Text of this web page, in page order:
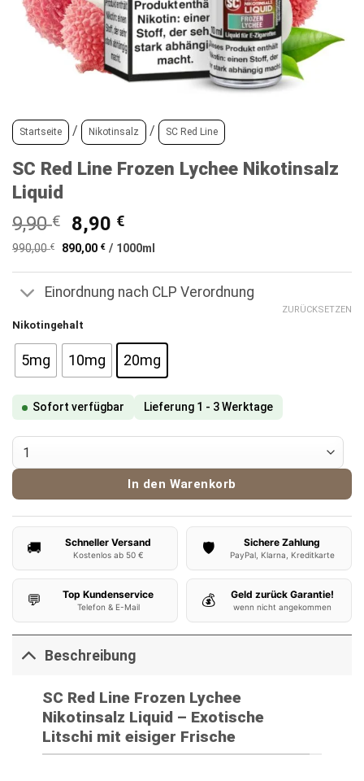
Startseite / Nikotinsalz / SC Red Line
SC Red Line Frozen Lychee Nikotinsalz
Liquid
9,90€
Ursprünglicher
Preis
war:
9,90 €
8,90 €Aktueller
Preis
8,90 €.
990,00€ 890,00€ / 1000ml
Einordnung nach CLP Verordnung
Nikotingehalt
5mg 10mg 20mg
ZURÜCKSETZEN
Sofort verfügbar Lieferung 1 - 3 Werktage
SC Red Line Frozen Lychee Nikotinsalz Liquid Menge
In den Warenkorb
🚚 Schneller Versand
Kostenlos ab 50 € 🛡️ Sichere Zahlung
PayPal, Klarna, Kreditkarte
💬 Top Kundenservice
Telefon & E-Mail 💰 Geld zurück Garantie!
wenn nicht angekommen
Beschreibung
SC Red Line Frozen Lychee
Nikotinsalz Liquid – Exotische
Litschi mit eisiger Frische